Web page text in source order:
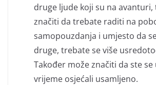
druge ljude koji su na
značiti da trebate raditi na
samopouzdanja i umjesto da
druge, trebate se više
Također može značiti da ste
vrijeme osjećali usamljeno.